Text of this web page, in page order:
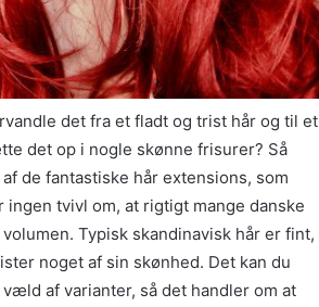
det fra et fladt og trist hår og til et
det op i nogle skønne frisurer? Så
de fantastiske hår extensions, som
tvivl om, at rigtigt mange danske
Typisk skandinavisk hår er fint,
noget af sin skønhed. Det kan du
af varianter, så det handler om at